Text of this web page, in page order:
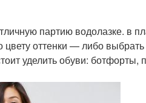
партию водолазке. в
оттенки — либо выбрать
уделить обуви: ботфорты,